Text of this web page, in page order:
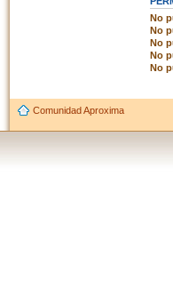
No
No
No
No
No
Comunidad Aproxima